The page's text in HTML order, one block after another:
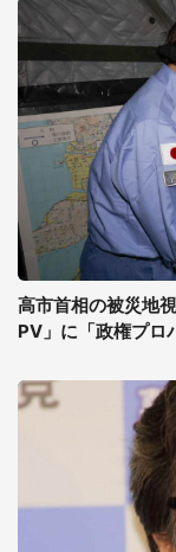
高市首相の被災地
PV」に「政権プロ